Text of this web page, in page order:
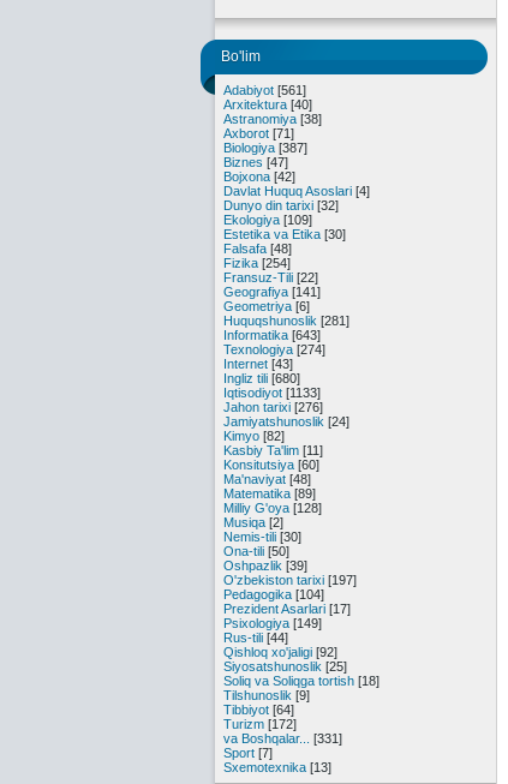
Bo'lim
Adabiyot [561]
Arxitektura [40]
Astranomiya [38]
Axborot [71]
Biologiya [387]
Biznes [47]
Bojxona [42]
Davlat Huquq Asoslari [4]
Dunyo din tarixi [32]
Ekologiya [109]
Estetika va Etika [30]
Falsafa [48]
Fizika [254]
Fransuz-Tili [22]
Geografiya [141]
Geometriya [6]
Huquqshunoslik [281]
Informatika [643]
Texnologiya [274]
Internet [43]
Ingliz tili [680]
Iqtisodiyot [1133]
Jahon tarixi [276]
Jamiyatshunoslik [24]
Kimyo [82]
Kasbiy Ta'lim [11]
Konsitutsiya [60]
Ma'naviyat [48]
Matematika [89]
Milliy G'oya [128]
Musiqa [2]
Nemis-tili [30]
Ona-tili [50]
Oshpazlik [39]
O'zbekiston tarixi [197]
Pedagogika [104]
Prezident Asarlari [17]
Psixologiya [149]
Rus-tili [44]
Qishloq xo'jaligi [92]
Siyosatshunoslik [25]
Soliq va Soliqga tortish [18]
Tilshunoslik [9]
Tibbiyot [64]
Turizm [172]
va Boshqalar...
[331]
Sport [7]
Sxemotexnika [13]